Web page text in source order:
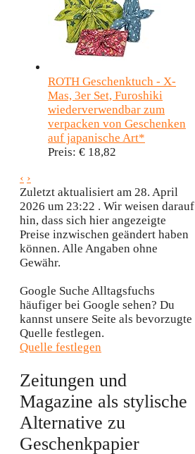
ROTH Geschenktuch - X-
Mas, 3er Set, Furoshiki
wiederverwendbar zum
verpacken von Geschenken
auf japanische Art*
Preis: € 18,82
‹ ›
Zuletzt aktualisiert am 28. April
2026 um 23:22 . Wir weisen darauf
hin, dass sich hier angezeigte
Preise inzwischen geändert haben
können. Alle Angaben ohne
Gewähr.
Google Suche Alltagsfuchs
häufiger bei Google sehen? Du
kannst unsere Seite als bevorzugte
Quelle festlegen.
Quelle festlegen
Zeitungen und
Magazine als stylische
Alternative zu
Geschenkpapier